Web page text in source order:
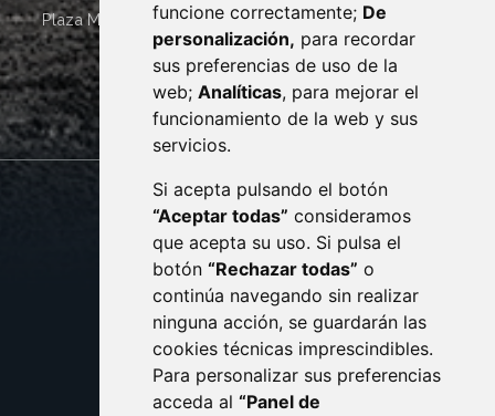
funcione correctamente; De
personalización, para recordar
sus preferencias de uso de la
web; Analíticas, para mejorar el
funcionamiento de la web y sus
servicios.
Si acepta pulsando el botón
“Aceptar todas” consideramos
que acepta su uso. Si pulsa el
botón “Rechazar todas” o
continúa navegando sin realizar
ninguna acción, se guardarán las
cookies técnicas imprescindibles.
Para personalizar sus preferencias
acceda al “Panel de
Plaza Mayor 4 22400 MONZÓN - ARAGÓN (ESPAÑA)
· (34) 974 400 700 ·
sac@monzon.es
monzon.es
CONTACTO
AVISO LEGAL
PROTECCIÓN DE DATOS
POLÍTICA DE COOKIES
ACCESIBILIDAD
ENLACE EXTERNO AL